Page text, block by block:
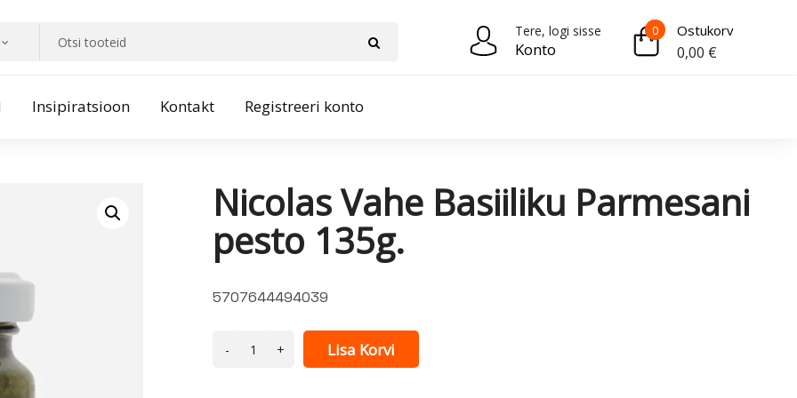
Tere, logi sisse
Konto
0 Ostukorv
0,00 €
Insipiratsioon Kontakt Registreeri konto
Nicolas Vahe Basiiliku Parmesani
pesto 135g.
5707644494039
Lisa Korvi